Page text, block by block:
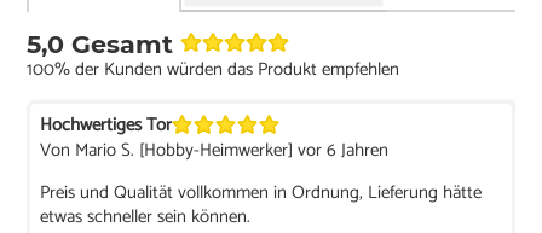
5,0 Gesamt
100% der Kunden würden das Produkt empfehlen
Hochwertiges Tor
Von Mario S. [Hobby-Heimwerker] vor 6 Jahren
Preis und Qualität vollkommen in Ordnung, Lieferung hätte
etwas schneller sein können.